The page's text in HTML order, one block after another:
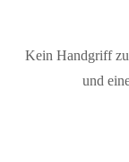
Kein Handgriff zu
und